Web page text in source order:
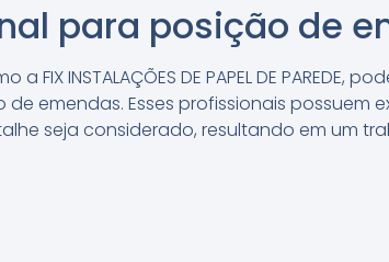
para posição de
INSTALAÇÕES DE PAPEL DE PAREDE,
emendas. Esses profissionais possuem
seja considerado, resultando em um